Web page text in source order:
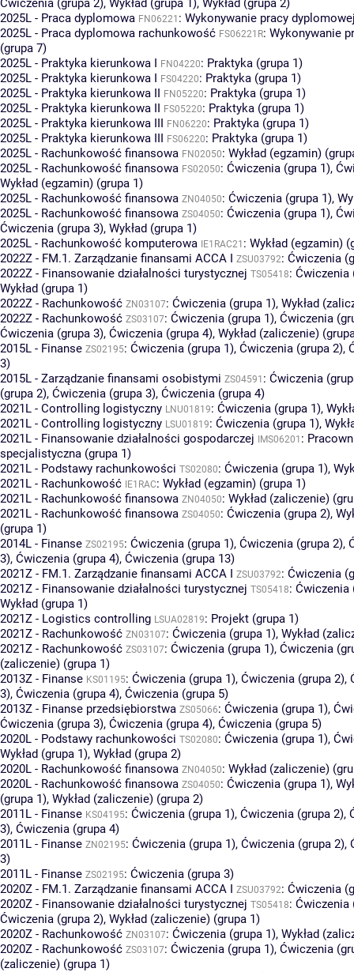
2025L - Praca dyplomowa FN06221 : Wykonywanie pracy
2025L - Praca dyplomowa rachunkowość FS06221R: Wykonywanie
(grupa 7)
2025L - Praktyka kierunkowa I FN04220: Praktyka (grupa 1)
2025L - Praktyka kierunkowa I FS04220: Praktyka (grupa 1)
2025L - Praktyka kierunkowa II FN05220: Praktyka (grupa 1)
2025L - Praktyka kierunkowa II FS05220: Praktyka (grupa 1)
2025L - Praktyka kierunkowa III FN06220: Praktyka (grupa 1)
2025L - Praktyka kierunkowa III FS06220: Praktyka (grupa 1)
2025L - Rachunkowość finansowa FN02050: Wykład (egzamin)
2025L - Rachunkowość finansowa FS02050: Ćwiczenia (grupa 1),
Wykład (egzamin) (grupa 1)
2025L - Rachunkowość finansowa ZN04050: Ćwiczenia (grupa 1),
2025L - Rachunkowość finansowa ZS04050: Ćwiczenia (grupa 1),
Ćwiczenia (grupa 3), Wykład (grupa 1)
2025L - Rachunkowość komputerowa IE1RAC21 : Wykład (egzamin)
2022Z - FM.1. Zarządzanie finansami ACCA I ZSU03792: Ćwiczenia
2022Z - Finansowanie działalności turystycznej TS05418: Ćwiczenia
Wykład (grupa 1)
2022Z - Rachunkowość ZN03107: Ćwiczenia (grupa 1), Wykład
2022Z - Rachunkowość ZS03107: Ćwiczenia (grupa 1), Ćwiczenia
Ćwiczenia (grupa 3), Ćwiczenia (grupa 4), Wykład (zaliczenie)
2015L - Finanse ZS02195: Ćwiczenia (grupa 1), Ćwiczenia (grupa 2),
3)
2015L - Zarządzanie finansami osobistymi ZS04591 : Ćwiczenia
(grupa 2), Ćwiczenia (grupa 3), Ćwiczenia (grupa 4)
2021L - Controlling logistyczny LNU01819: Ćwiczenia (grupa 1),
2021L - Controlling logistyczny LSU01819: Ćwiczenia (grupa 1),
2021L - Finansowanie działalności gospodarczej IMS06201 :
specjalistyczna (grupa 1)
2021L - Podstawy rachunkowości TS02080: Ćwiczenia (grupa 1),
2021L - Rachunkowość IE1RAC: Wykład (egzamin) (grupa 1)
2021L - Rachunkowość finansowa ZN04050: Wykład (zaliczenie)
2021L - Rachunkowość finansowa ZS04050: Ćwiczenia (grupa 2),
(grupa 1)
2014L - Finanse ZS02195: Ćwiczenia (grupa 1), Ćwiczenia (grupa 2),
3), Ćwiczenia (grupa 4), Ćwiczenia (grupa 13)
2021Z - FM.1. Zarządzanie finansami ACCA I ZSU03792: Ćwiczenia
2021Z - Finansowanie działalności turystycznej TS05418: Ćwiczenia
Wykład (grupa 1)
2021Z - Logistics controlling LSUA02819: Projekt (grupa 1)
2021Z - Rachunkowość ZN03107: Ćwiczenia (grupa 1), Wykład
2021Z - Rachunkowość ZS03107: Ćwiczenia (grupa 1), Ćwiczenia
(zaliczenie) (grupa 1)
2013Z - Finanse KS01195: Ćwiczenia (grupa 1), Ćwiczenia (grupa 2),
3), Ćwiczenia (grupa 4), Ćwiczenia (grupa 5)
2013Z - Finanse przedsiębiorstwa ZS05066: Ćwiczenia (grupa 1),
Ćwiczenia (grupa 3), Ćwiczenia (grupa 4), Ćwiczenia (grupa 5)
2020L - Podstawy rachunkowości TS02080: Ćwiczenia (grupa 1),
Wykład (grupa 1), Wykład (grupa 2)
2020L - Rachunkowość finansowa ZN04050: Wykład (zaliczenie)
2020L - Rachunkowość finansowa ZS04050: Ćwiczenia (grupa 1),
(grupa 1), Wykład (zaliczenie) (grupa 2)
2011L - Finanse KS04195: Ćwiczenia (grupa 1), Ćwiczenia (grupa 2),
3), Ćwiczenia (grupa 4)
2011L - Finanse ZN02195: Ćwiczenia (grupa 1), Ćwiczenia (grupa 2),
3)
2011L - Finanse ZS02195: Ćwiczenia (grupa 3)
2020Z - FM.1. Zarządzanie finansami ACCA I ZSU03792: Ćwiczenia
2020Z - Finansowanie działalności turystycznej TS05418: Ćwiczenia
Ćwiczenia (grupa 2), Wykład (zaliczenie) (grupa 1)
2020Z - Rachunkowość ZN03107: Ćwiczenia (grupa 1), Wykład
2020Z - Rachunkowość ZS03107: Ćwiczenia (grupa 1), Ćwiczenia
(zaliczenie) (grupa 1)